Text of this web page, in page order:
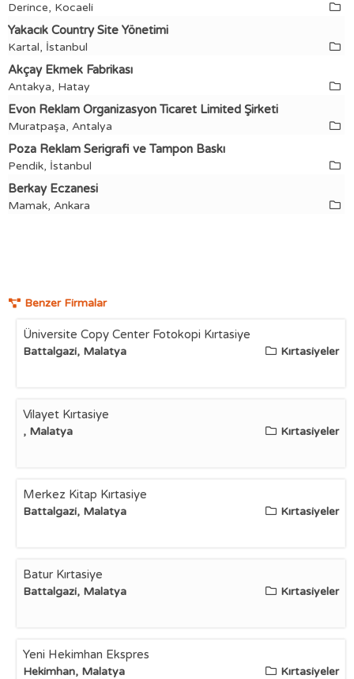
Derince, Kocaeli
Yakacık Country Site Yönetimi
Kartal, İstanbul
Akçay Ekmek Fabrikası
Antakya, Hatay
Evon Reklam Organizasyon Ticaret Limited Şirketi
Muratpaşa, Antalya
Poza Reklam Serigrafi ve Tampon Baskı
Pendik, İstanbul
Berkay Eczanesi
Mamak, Ankara
Benzer Firmalar
Üniversite Copy Center Fotokopi Kırtasiye
Battalgazi, Malatya Kırtasiyeler
Vilayet Kırtasiye
, Malatya Kırtasiyeler
Merkez Kitap Kırtasiye
Battalgazi, Malatya Kırtasiyeler
Batur Kırtasiye
Battalgazi, Malatya Kırtasiyeler
Yeni Hekimhan Ekspres
Hekimhan, Malatya Kırtasiyeler